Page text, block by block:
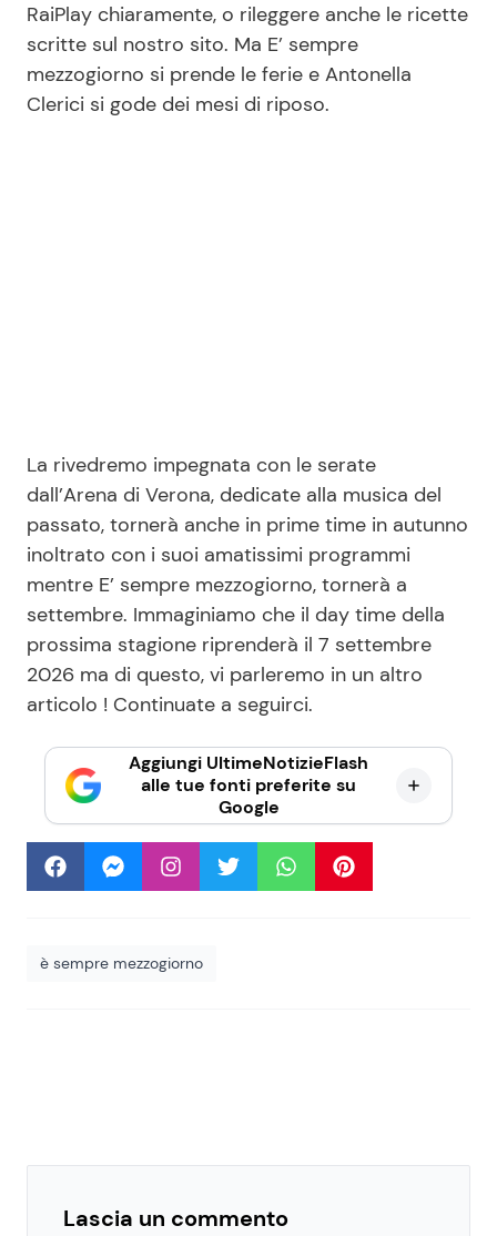
RaiPlay chiaramente, o rileggere anche le ricette
scritte sul nostro sito. Ma E’ sempre
mezzogiorno si prende le ferie e Antonella
Clerici si gode dei mesi di riposo.
La rivedremo impegnata con le serate
dall’Arena di Verona, dedicate alla musica del
passato, tornerà anche in prime time in autunno
inoltrato con i suoi amatissimi programmi
mentre E’ sempre mezzogiorno, tornerà a
settembre. Immaginiamo che il day time della
prossima stagione riprenderà il 7 settembre
2026 ma di questo, vi parleremo in un altro
articolo ! Continuate a seguirci.
Aggiungi UltimeNotizieFlash
alle tue fonti preferite su
Google
è sempre mezzogiorno
Lascia un commento